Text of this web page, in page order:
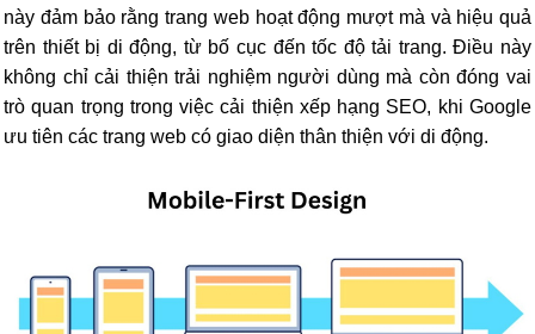
này đảm bảo rằng trang web hoạt động mượt mà và hiệu quả
trên thiết bị di động, từ bố cục đến tốc độ tải trang. Điều này
không chỉ cải thiện trải nghiệm người dùng mà còn đóng vai
trò quan trọng trong việc cải thiện xếp hạng SEO, khi Google
ưu tiên các trang web có giao diện thân thiện với di động.